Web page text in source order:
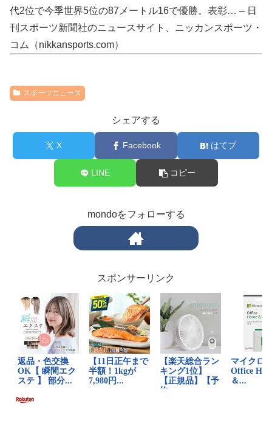
代2位で今季世界5位の87メートル16で優勝。表彰… – 日
刊スポーツ新聞社のニュースサイト、ニッカンスポーツ・
コム（nikkansports.com）
スポーツニュース
シェアする
X Facebook はてブ
LINE コピー
mondoをフォローする
スポンサーリンク